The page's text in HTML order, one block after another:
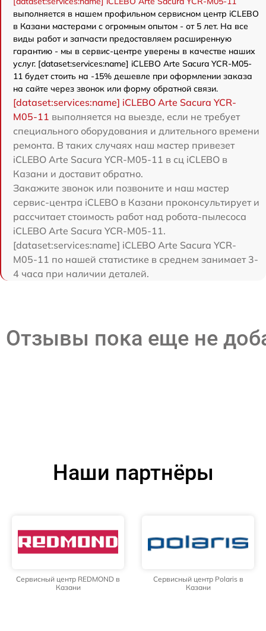
выполняется в нашем профильном сервисном центр iCLEBO
в Казани мастерами с огромным опытом - от 5 лет. На все
виды работ и запчасти предоставляем расширенную
гарантию - мы в сервис-центре уверены в качестве наших
услуг. [dataset:services:name] iCLEBO Arte Sacura YCR-M05-
11 будет стоить на -15% дешевле при оформлении заказа
на сайте через звонок или форму обратной связи.
[dataset:services:name] iCLEBO Arte Sacura YCR-
M05-11 выполняется на выезде, если не требует
специального оборудования и длительного времени
ремонта. В таких случаях наш мастер привезет
iCLEBO Arte Sacura YCR-M05-11 в сц iCLEBO в
Казани и доставит обратно.
Закажите звонок или позвоните и наш мастер
сервис-центра iCLEBO в Казани проконсультирует и
рассчитает стоимость работ над робота-пылесоса
iCLEBO Arte Sacura YCR-M05-11.
[dataset:services:name] iCLEBO Arte Sacura YCR-
M05-11 по нашей статистике в среднем занимает 3-
4 часа при наличии деталей.
Отзывы пока еще не
Наши партнёры
Сервисный центр REDMOND в
Казани
Сервисный центр Polaris в
Казани